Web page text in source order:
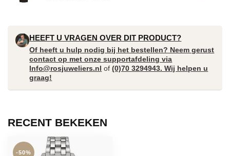
HEEFT U VRAGEN OVER DIT PRODUCT?
Of heeft u hulp nodig bij het bestellen? Neem gerust
contact op met onze supportafdeling via
Info@rosjuweliers.nl of(0)70 3294943. Wij helpen u
graag!
RECENT BEKEKEN
-50%